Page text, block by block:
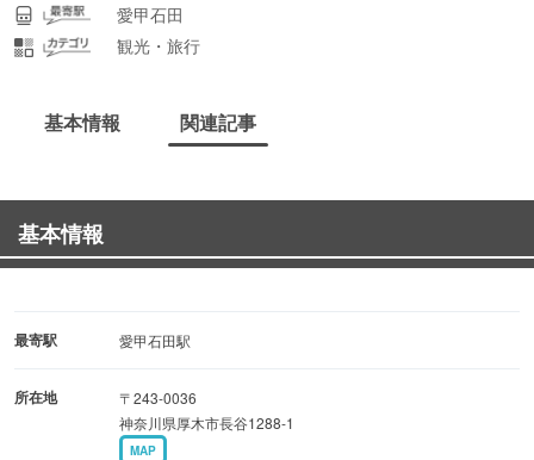
愛甲石田
観光・旅行
基本情報 関連記事
基本情報
最寄駅 愛甲石田駅
所在地
〒243-0036
神奈川県厚木市長谷1288-1
MAP